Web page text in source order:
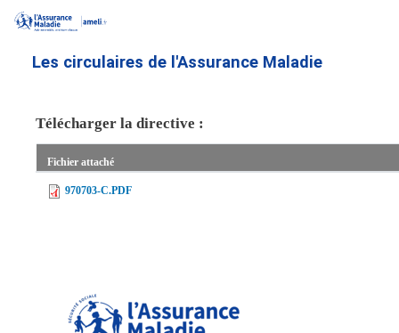
contenu
Les circulaires de l'Assurance Maladie
Télécharger la directive :
Fichier attaché
970703-C.PDF